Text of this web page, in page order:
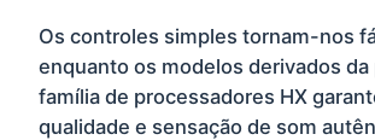
Os controles simples tornam-nos
enquanto os modelos derivados da
família de processadores HX
qualidade e sensação de som